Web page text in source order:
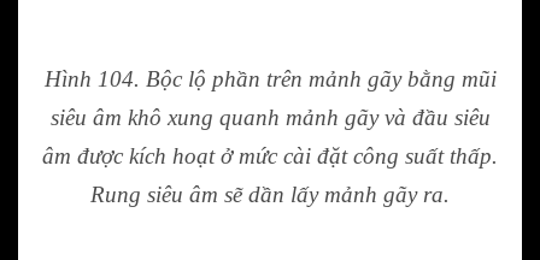
Hình 104. Bộc lộ phần trên mảnh gãy bằng mũi
siêu âm khô xung quanh mảnh gãy và đầu siêu
âm được kích hoạt ở mức cài đặt công suất thấp.
Rung siêu âm sẽ dần lấy mảnh gãy ra.